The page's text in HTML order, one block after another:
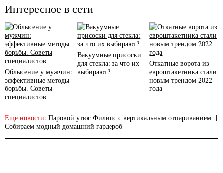
Интересное в сети
Облысение у мужчин:
эффективные методы
борьбы. Советы
специалистов
Вакуумные присоски
для стекла: за что их
выбирают?
Откатные ворота из
евроштакетника стали
новым трендом 2022
года
Ещё новости: Паровой утюг Филипс с вертикальным отпариванием |
Собираем модный домашний гардероб